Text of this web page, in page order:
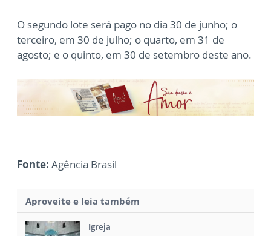
O segundo lote será pago no dia 30 de junho; o
terceiro, em 30 de julho; o quarto, em 31 de
agosto; e o quinto, em 30 de setembro deste ano.
Fonte: Agência Brasil
Aproveite e leia também
Igreja